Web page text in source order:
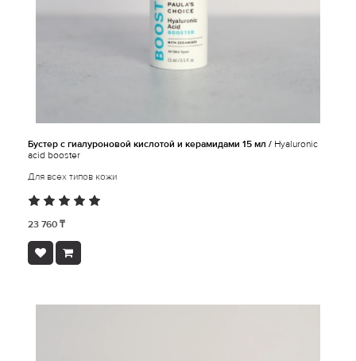
Бустер с гиалуроновой кислотой и керамидами 15 мл / Hyaluronic
acid booster
Для всех типов кожи
23 760 ₸